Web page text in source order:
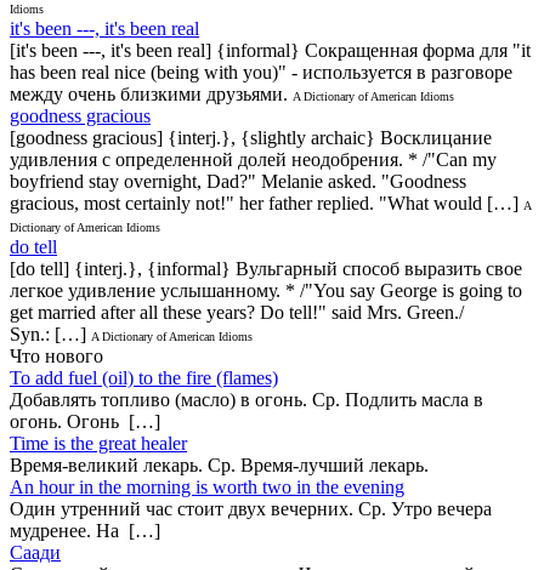
Idioms
it's been ---, it's been real
[it's been ---, it's been real] {informal} Сокращенная форма для "it
has been real nice (being with you)" - используется в разговоре
между очень близкими друзьями. A Dictionary of American Idioms
goodness gracious
[goodness gracious] {interj.}, {slightly archaic} Восклицание
удивления с определенной долей неодобрения. * /"Can my
boyfriend stay overnight, Dad?" Melanie asked. "Goodness
gracious, most certainly not!" her father replied. "What would […] A
Dictionary of American Idioms
do tell
[do tell] {interj.}, {informal} Вульгарный способ выразить свое
легкое удивление услышанному. * /"You say George is going to
get married after all these years? Do tell!" said Mrs. Green./
Syn.: […] A Dictionary of American Idioms
Что нового
То add fuel (oil) to the fire (flames)
Добавлять топливо (масло) в огонь. Ср. Подлить масла в
огонь. Огонь […]
Time is the great healer
Время-великий лекарь. Ср. Время-лучший лекарь.
An hour in the morning is worth two in the evening
Один утренний час стоит двух вечерних. Ср. Утро вечера
мудренее. На […]
Саади